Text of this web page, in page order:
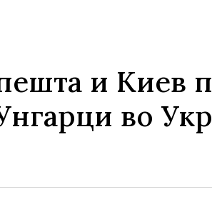
и Киев
во